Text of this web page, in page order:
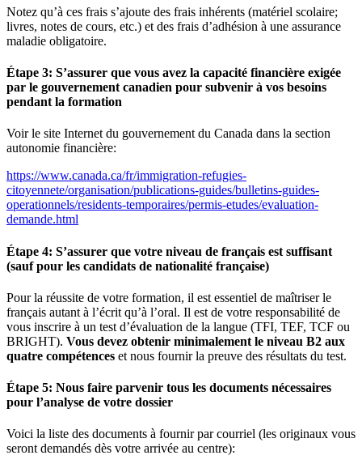
Notez qu’à ces frais s’ajoute des frais inhérents (matériel scolaire;
livres, notes de cours, etc.) et des frais d’adhésion à une assurance
maladie obligatoire.
Étape 3: S’assurer que vous avez la capacité financière exigée
par le gouvernement canadien pour subvenir à vos besoins
pendant la formation
Voir le site Internet du gouvernement du Canada dans la section
autonomie financière:
https://www.canada.ca/fr/immigration-refugies-
citoyennete/organisation/publications-guides/bulletins-guides-
operationnels/residents-temporaires/permis-etudes/evaluation-
demande.html
Étape 4: S’assurer que votre niveau de français est suffisant
(sauf pour les candidats de nationalité française)
Pour la réussite de votre formation, il est essentiel de maîtriser le
français autant à l’écrit qu’à l’oral. Il est de votre responsabilité de
vous inscrire à un test d’évaluation de la langue (TFI, TEF, TCF ou
BRIGHT). Vous devez obtenir minimalement le niveau B2 aux
quatre compétences et nous fournir la preuve des résultats du test.
Étape 5: Nous faire parvenir tous les documents nécessaires
pour l’analyse de votre dossier
Voici la liste des documents à fournir par courriel (les originaux vous
seront demandés dès votre arrivée au centre):